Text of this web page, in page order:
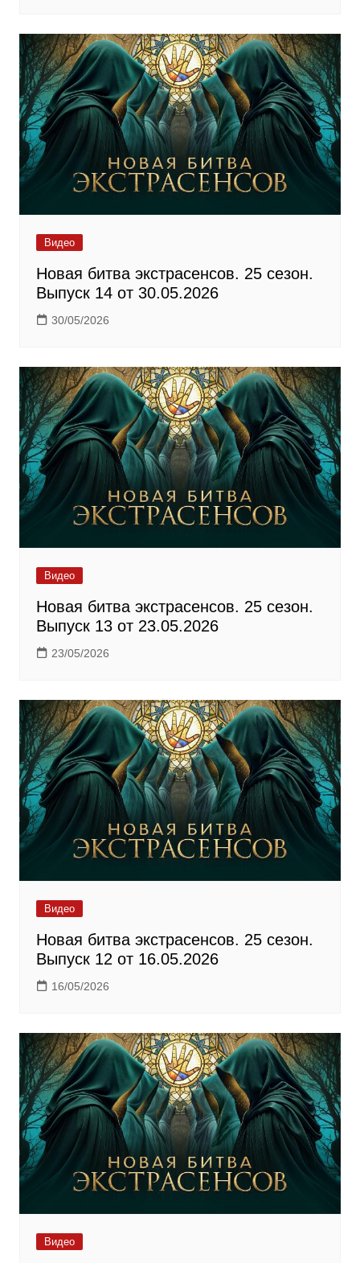
Видео
Новая битва экстрасенсов. 25 сезон.
Выпуск 14 от 30.05.2026
30/05/2026
Видео
Новая битва экстрасенсов. 25 сезон.
Выпуск 13 от 23.05.2026
23/05/2026
Видео
Новая битва экстрасенсов. 25 сезон.
Выпуск 12 от 16.05.2026
16/05/2026
Видео